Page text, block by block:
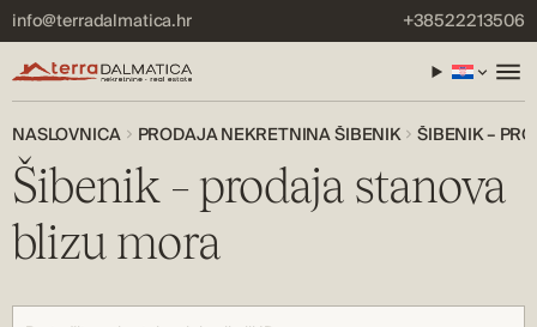
info@terradalmatica.hr +38522213506
NASLOVNICA PRODAJA NEKRETNINA ŠIBENIK ŠIBENIK –
Šibenik – prodaja stanova
blizu mora